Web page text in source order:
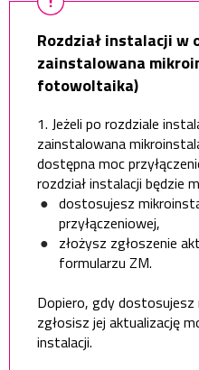
Rozdział instalacji w
zainstalowana
fotowoltaika)
1. Jeżeli po rozdziale
zainstalowana
dostępna moc
rozdział instalacji będzie
dostosujesz
przyłączeniowej,
złożysz zgłoszenie
formularzu ZM.
Dopiero, gdy
zgłosisz jej aktualizację
instalacji.